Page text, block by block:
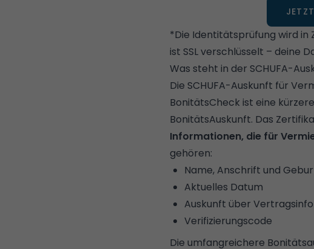
*Die Identitätsprüfung wird
ist SSL verschlüsselt – deine
Was steht in der SCHUFA-
Die SCHUFA-Auskunft für
BonitätsCheck ist eine
BonitätsAuskunft. Das
Informationen, die für
gehören:
Name, Anschrift und
Aktuelles Datum
Auskunft über
Verifizierungscode
Die umfangreichere